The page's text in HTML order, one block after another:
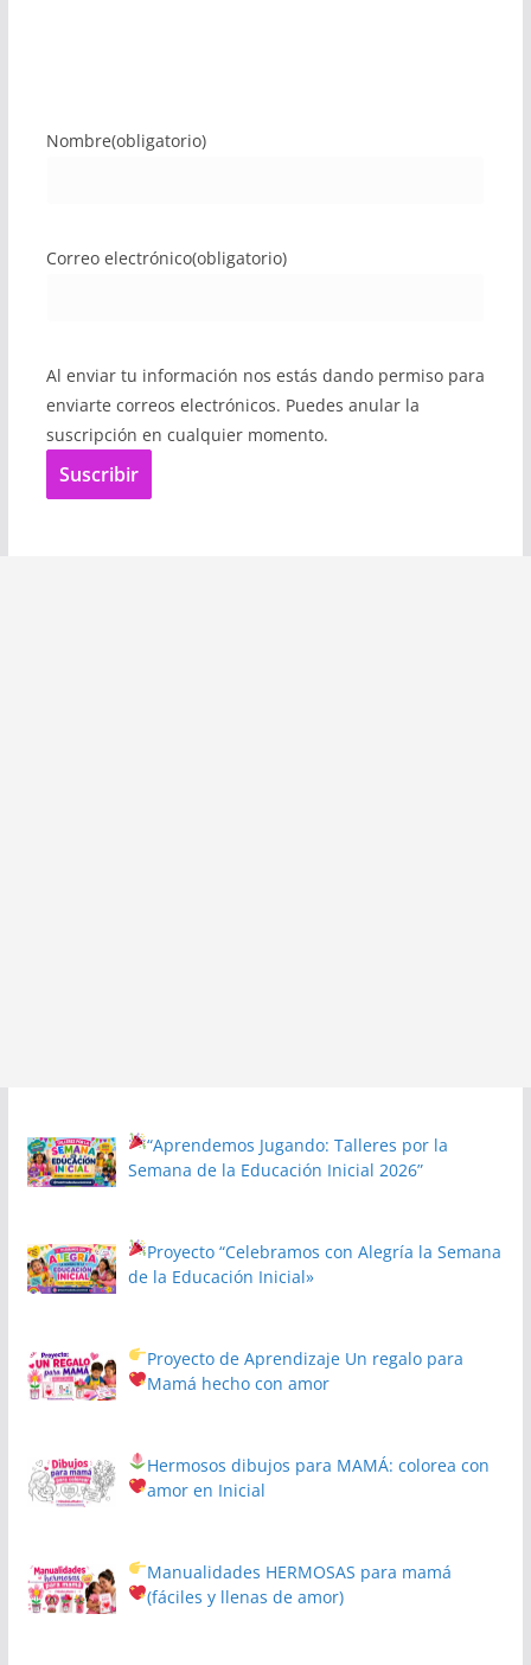
Nombre(obligatorio)
Correo electrónico(obligatorio)
Al enviar tu información nos estás dando permiso para
enviarte correos electrónicos. Puedes anular la
suscripción en cualquier momento.
Suscribir
“Aprendemos Jugando: Talleres por la
Semana de la Educación Inicial 2026”
Proyecto“Celebramos con Alegría la Semana
de la Educación Inicial»
Proyecto de Aprendizaje Un regalo para
Mamá hecho con amor
Hermosos dibujos para MAMÁ: colorea con
amor en Inicial
Manualidades HERMOSAS para mamá
(fáciles y llenas de amor)